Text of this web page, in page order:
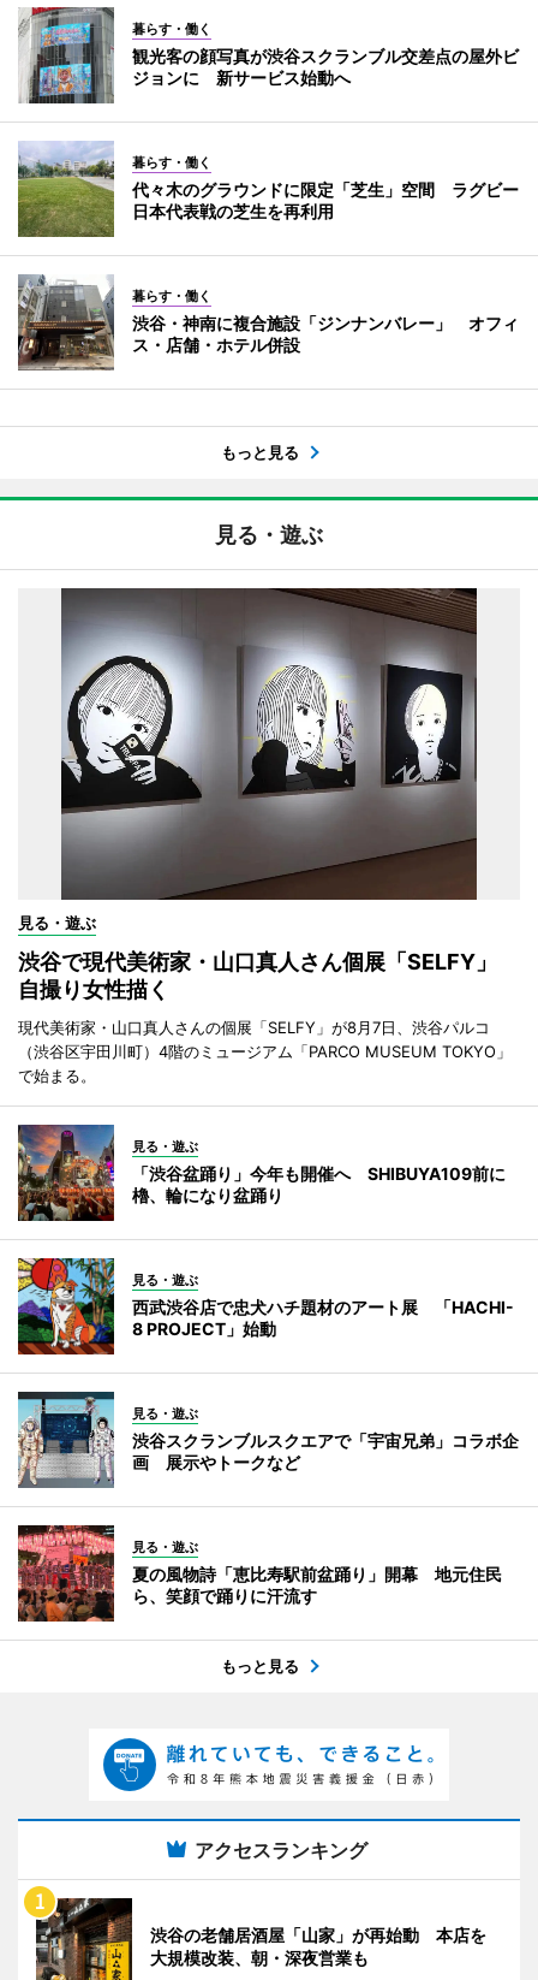
暮らす・働く
観光客の顔写真が渋谷スクランブル交差点の屋外ビ
ジョンに 新サービス始動へ
暮らす・働く
代々木のグラウンドに限定「芝生」空間 ラグビー
日本代表戦の芝生を再利用
暮らす・働く
渋谷・神南に複合施設「ジンナンバレー」 オフィ
ス・店舗・ホテル併設
もっと見る
見る・遊ぶ
見る・遊ぶ
渋谷で現代美術家・山口真人さん個展「SELFY」
自撮り女性描く
現代美術家・山口真人さんの個展「SELFY」が8月7日、渋谷パルコ
（渋谷区宇田川町）4階のミュージアム「PARCO MUSEUM TOKYO」
で始まる。
見る・遊ぶ
「渋谷盆踊り」今年も開催へ SHIBUYA109前に
櫓、輪になり盆踊り
見る・遊ぶ
西武渋谷店で忠犬ハチ題材のアート展 「HACHI-
8 PROJECT」始動
見る・遊ぶ
渋谷スクランブルスクエアで「宇宙兄弟」コラボ企
画 展示やトークなど
見る・遊ぶ
夏の風物詩「恵比寿駅前盆踊り」開幕 地元住民
ら、笑顔で踊りに汗流す
もっと見る
アクセスランキング
渋谷の老舗居酒屋「山家」が再始動 本店を
大規模改装、朝・深夜営業も